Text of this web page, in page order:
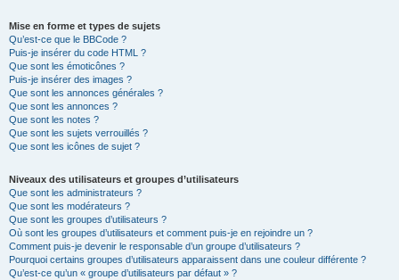
Mise en forme et types de sujets
Qu’est-ce que le BBCode ?
Puis-je insérer du code HTML ?
Que sont les émoticônes ?
Puis-je insérer des images ?
Que sont les annonces générales ?
Que sont les annonces ?
Que sont les notes ?
Que sont les sujets verrouillés ?
Que sont les icônes de sujet ?
Niveaux des utilisateurs et groupes d’utilisateurs
Que sont les administrateurs ?
Que sont les modérateurs ?
Que sont les groupes d’utilisateurs ?
Où sont les groupes d’utilisateurs et comment puis-je en rejoindre un ?
Comment puis-je devenir le responsable d’un groupe d’utilisateurs ?
Pourquoi certains groupes d’utilisateurs apparaissent dans une couleur différente ?
Qu’est-ce qu’un « groupe d’utilisateurs par défaut » ?